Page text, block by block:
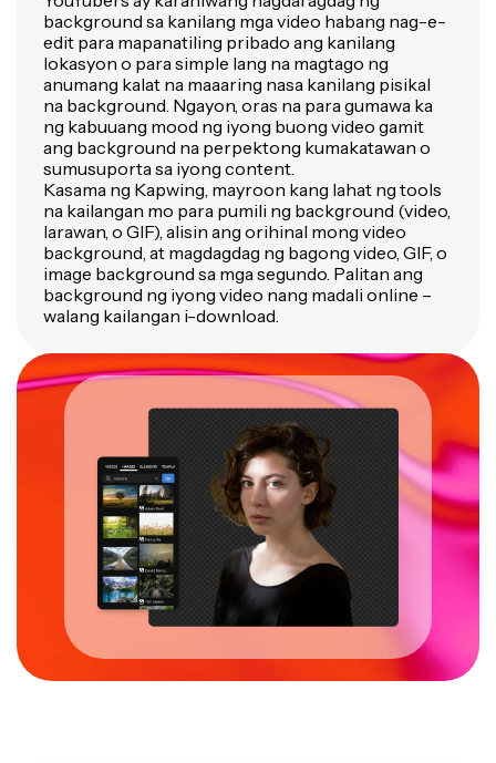
background sa kanilang mga video habang nag-e-
edit para mapanatiling pribado ang kanilang
lokasyon o para simple lang na magtago ng
anumang kalat na maaaring nasa kanilang pisikal
na background. Ngayon, oras na para gumawa ka
ng kabuuang mood ng iyong buong video gamit
ang background na perpektong kumakatawan o
sumusuporta sa iyong content.
Kasama ng Kapwing, mayroon kang lahat ng tools
na kailangan mo para pumili ng background (video,
larawan, o GIF), alisin ang orihinal mong video
background, at magdagdag ng bagong video, GIF, o
image background sa mga segundo. Palitan ang
background ng iyong video nang madali online –
walang kailangan i-download.